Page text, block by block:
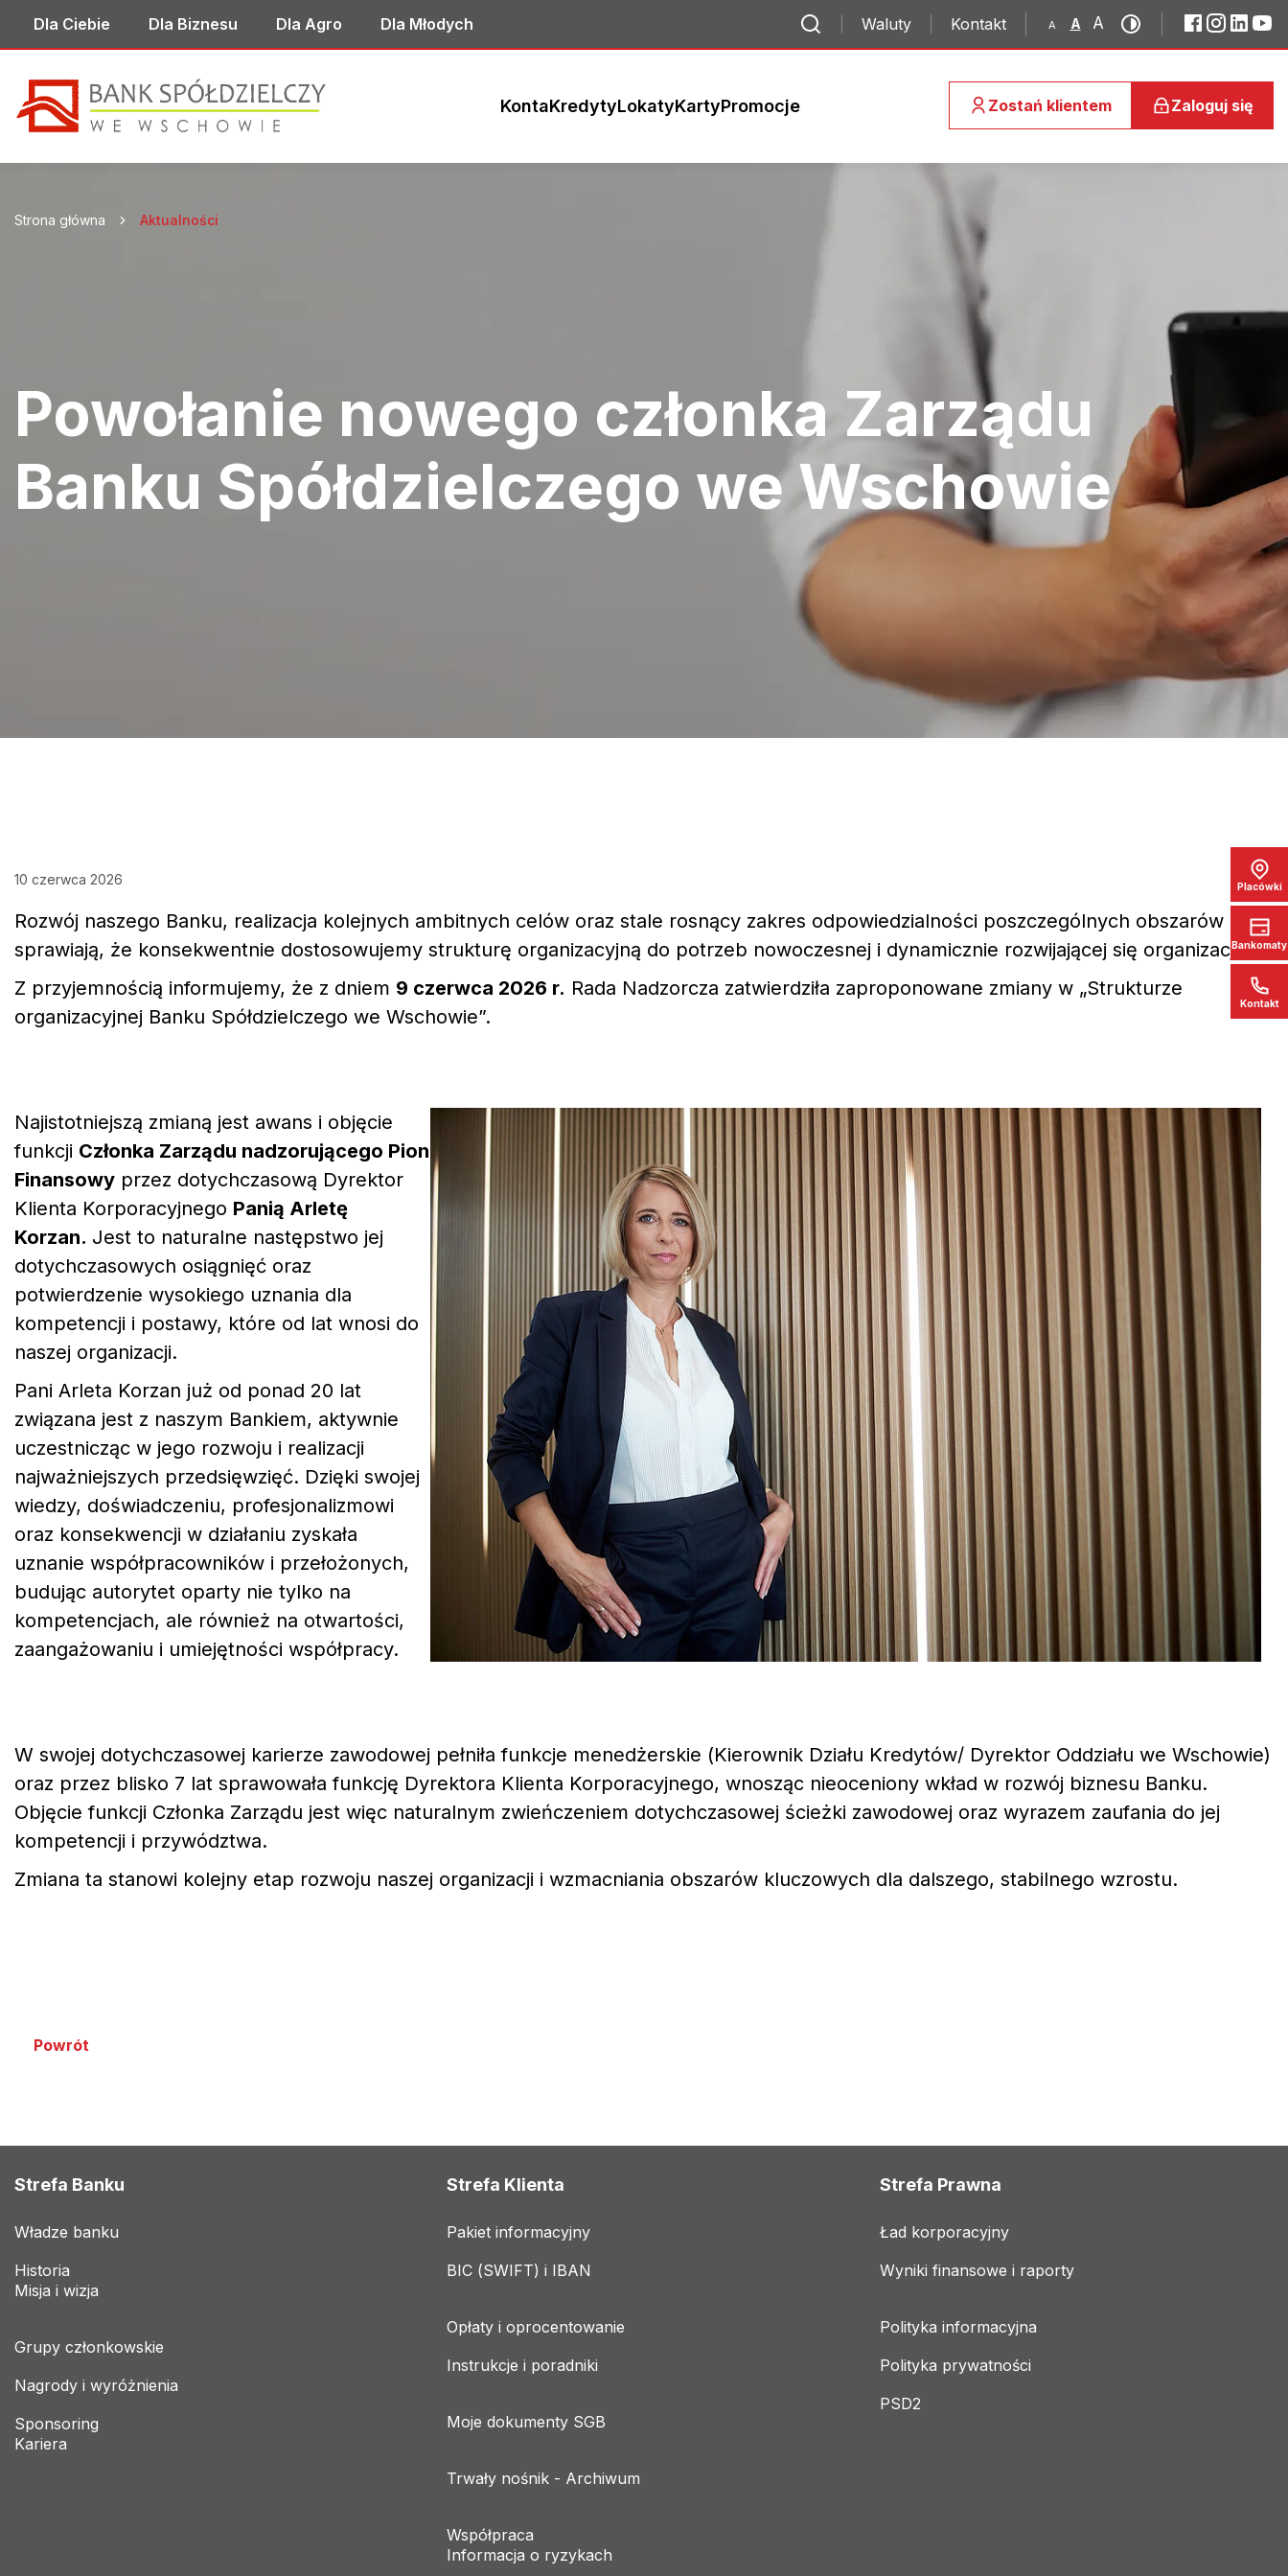
Przejdź
menu
Przejdź
do
skrótów
Przejdź
treści
stopki
Dla Ciebie Dla Biznesu Dla Agro Dla Młodych Waluty Kontakt A A A
KontaKredytyLokatyKartyPromocje Zostań klientem Zaloguj się
Strona główna Aktualności
Powołanie nowego członka Zarządu
Banku Spółdzielczego we Wschowie
Placówki
Bankomaty
Kontakt
10 czerwca 2026
Rozwój naszego Banku, realizacja kolejnych ambitnych celów oraz stale rosnący zakres odpowiedzialności poszczególnych obszarów
sprawiają, że konsekwentnie dostosowujemy strukturę organizacyjną do potrzeb nowoczesnej i dynamicznie rozwijającej się organizacji.
Z przyjemnością informujemy, że z dniem 9 czerwca 2026 r. Rada Nadzorcza zatwierdziła zaproponowane zmiany w „Strukturze
organizacyjnej Banku Spółdzielczego we Wschowie”.
Najistotniejszą zmianą jest awans i objęcie
funkcji Członka Zarządu nadzorującego Pion
Finansowy przez dotychczasową Dyrektor
Klienta Korporacyjnego Panią Arletę
Korzan. Jest to naturalne następstwo jej
dotychczasowych osiągnięć oraz
potwierdzenie wysokiego uznania dla
kompetencji i postawy, które od lat wnosi do
naszej organizacji.
Pani Arleta Korzan już od ponad 20 lat
związana jest z naszym Bankiem, aktywnie
uczestnicząc w jego rozwoju i realizacji
najważniejszych przedsięwzięć. Dzięki swojej
wiedzy, doświadczeniu, profesjonalizmowi
oraz konsekwencji w działaniu zyskała
uznanie współpracowników i przełożonych,
budując autorytet oparty nie tylko na
kompetencjach, ale również na otwartości,
zaangażowaniu i umiejętności współpracy.
W swojej dotychczasowej karierze zawodowej pełniła funkcje menedżerskie (Kierownik Działu Kredytów/ Dyrektor Oddziału we Wschowie)
oraz przez blisko 7 lat sprawowała funkcję Dyrektora Klienta Korporacyjnego, wnosząc nieoceniony wkład w rozwój biznesu Banku.
Objęcie funkcji Członka Zarządu jest więc naturalnym zwieńczeniem dotychczasowej ścieżki zawodowej oraz wyrazem zaufania do jej
kompetencji i przywództwa.
Zmiana ta stanowi kolejny etap rozwoju naszej organizacji i wzmacniania obszarów kluczowych dla dalszego, stabilnego wzrostu.
Powrót
Strefa Banku
Władze banku
Historia
Misja i wizja
Grupy członkowskie
Nagrody i wyróżnienia
Sponsoring
Kariera
Strefa Klienta
Pakiet informacyjny
BIC (SWIFT) i IBAN
Opłaty i oprocentowanie
Instrukcje i poradniki
Moje dokumenty SGB
Trwały nośnik - Archiwum
Współpraca
Informacja o ryzykach
Strefa Prawna
Ład korporacyjny
Wyniki finansowe i raporty
Polityka informacyjna
Polityka prywatności
PSD2